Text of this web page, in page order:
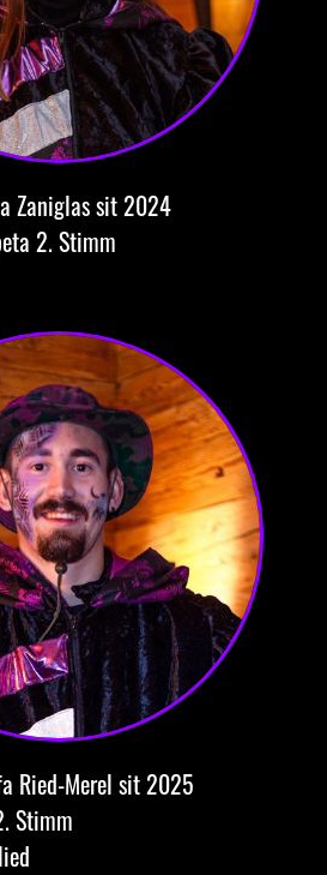
Zaniglassit 2024
2. Stimm
Ried-Merel sit 2025
Stimm